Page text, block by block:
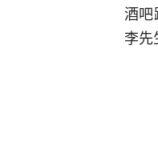
酒吧
李先